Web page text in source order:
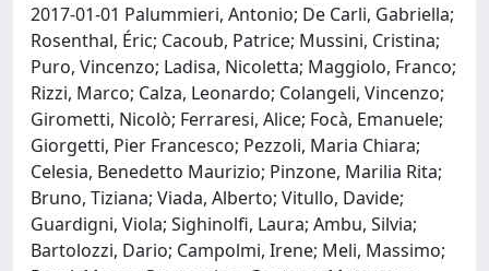
2017-01-01 Palummieri, Antonio; De Carli, Gabriella;
Rosenthal, Éric; Cacoub, Patrice; Mussini, Cristina;
Puro, Vincenzo; Ladisa, Nicoletta; Maggiolo, Franco;
Rizzi, Marco; Calza, Leonardo; Colangeli, Vincenzo;
Girometti, Nicolò; Ferraresi, Alice; Focà, Emanuele;
Giorgetti, Pier Francesco; Pezzoli, Maria Chiara;
Celesia, Benedetto Maurizio; Pinzone, Marilia Rita;
Bruno, Tiziana; Viada, Alberto; Vitullo, Davide;
Guardigni, Viola; Sighinolfi, Laura; Ambu, Silvia;
Bartolozzi, Dario; Campolmi, Irene; Meli, Massimo;